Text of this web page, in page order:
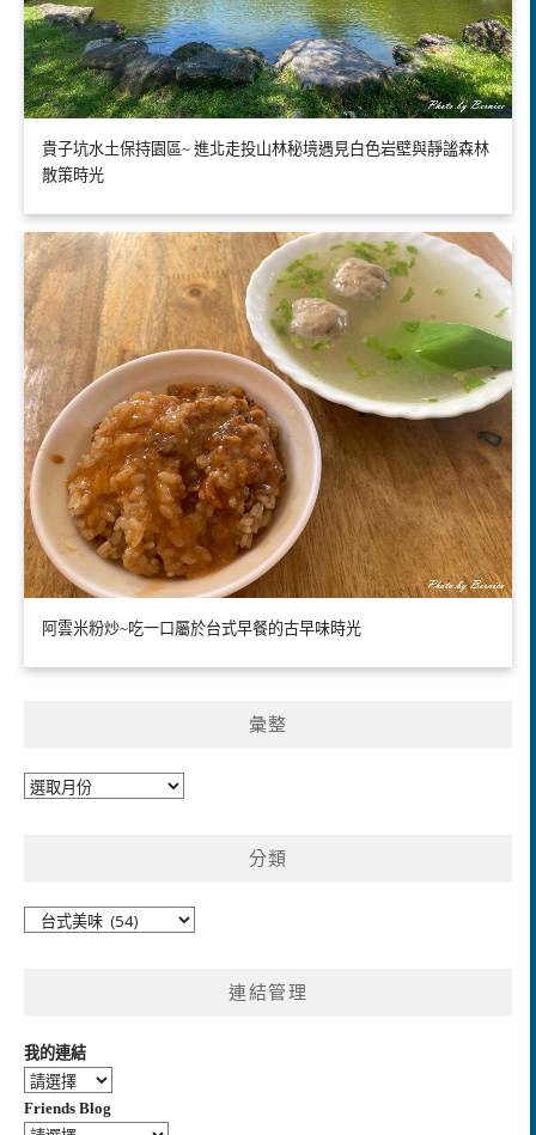
貴子坑水土保持園區~ 進北走投山林秘境遇見白色岩壁與靜謐森林
散策時光
阿雲米粉炒~吃一口屬於台式早餐的古早味時光
彙整
彙
分類
連結管理
我的連結
Friends Blog